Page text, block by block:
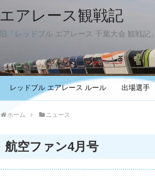
エアレース観戦記
旧「レッドブル エアレース 千葉大会 観戦
レッドブル エアレース ルール 出場選手
ホーム ニュース
航空ファン4月号